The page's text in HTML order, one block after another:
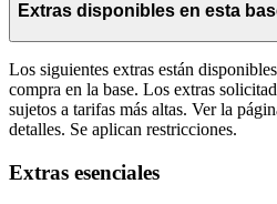
Extras disponibles en esta
Los siguientes extras están
compra en la base. Los extras
sujetos a tarifas más altas. Ver la
detalles. Se aplican restricciones.
Extras esenciales